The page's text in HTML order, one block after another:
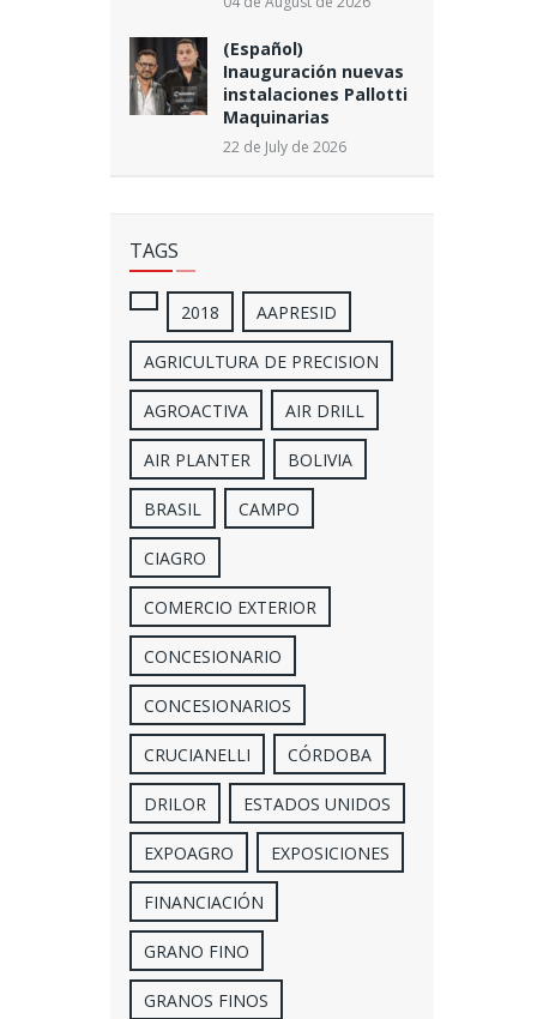
(Español)
Inauguración nuevas
instalaciones Pallotti
Maquinarias
22 de July de 2026
TAGS
2018 AAPRESID
AGRICULTURA DE PRECISION
AGROACTIVA AIR DRILL
AIR PLANTER BOLIVIA
BRASIL CAMPO
CIAGRO
COMERCIO EXTERIOR
CONCESIONARIO
CONCESIONARIOS
CRUCIANELLI CÓRDOBA
DRILOR ESTADOS UNIDOS
EXPOAGRO EXPOSICIONES
FINANCIACIÓN
GRANO FINO
GRANOS FINOS